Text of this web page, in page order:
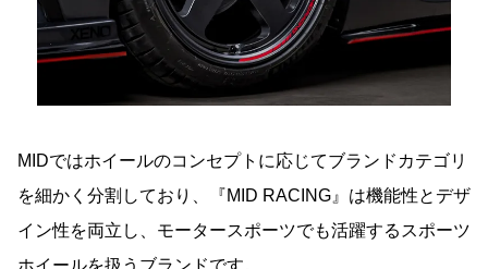
MIDではホイールのコンセプトに応じてブランドカテゴリ
を細かく分割しており、『MID RACING』は機能性とデザ
イン性を両立し、モータースポーツでも活躍するスポーツ